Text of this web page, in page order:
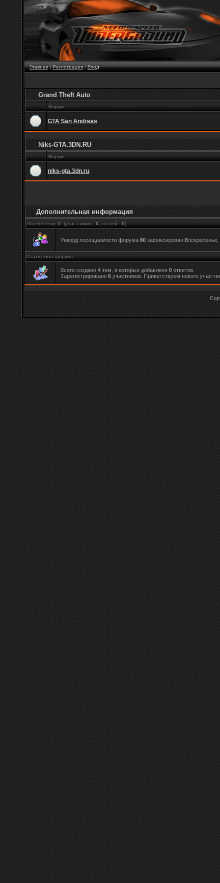
Главная|Регистрация|Вход
Grand Theft Auto
Форум
GTA San Andreas
Niks-GTA.3DN.RU
Форум
niks-gta.3dn.ru
Дополнительная информация
Посетители: 0 (участников - 0 , гостей - 0)
Рекорд посещаемости форума 80 зафиксирован
Статистика форума
Всего создано 4 тем, в которые добавлено 0 ответов.
Зарегистрировано 6 участников. Приветствуем нового